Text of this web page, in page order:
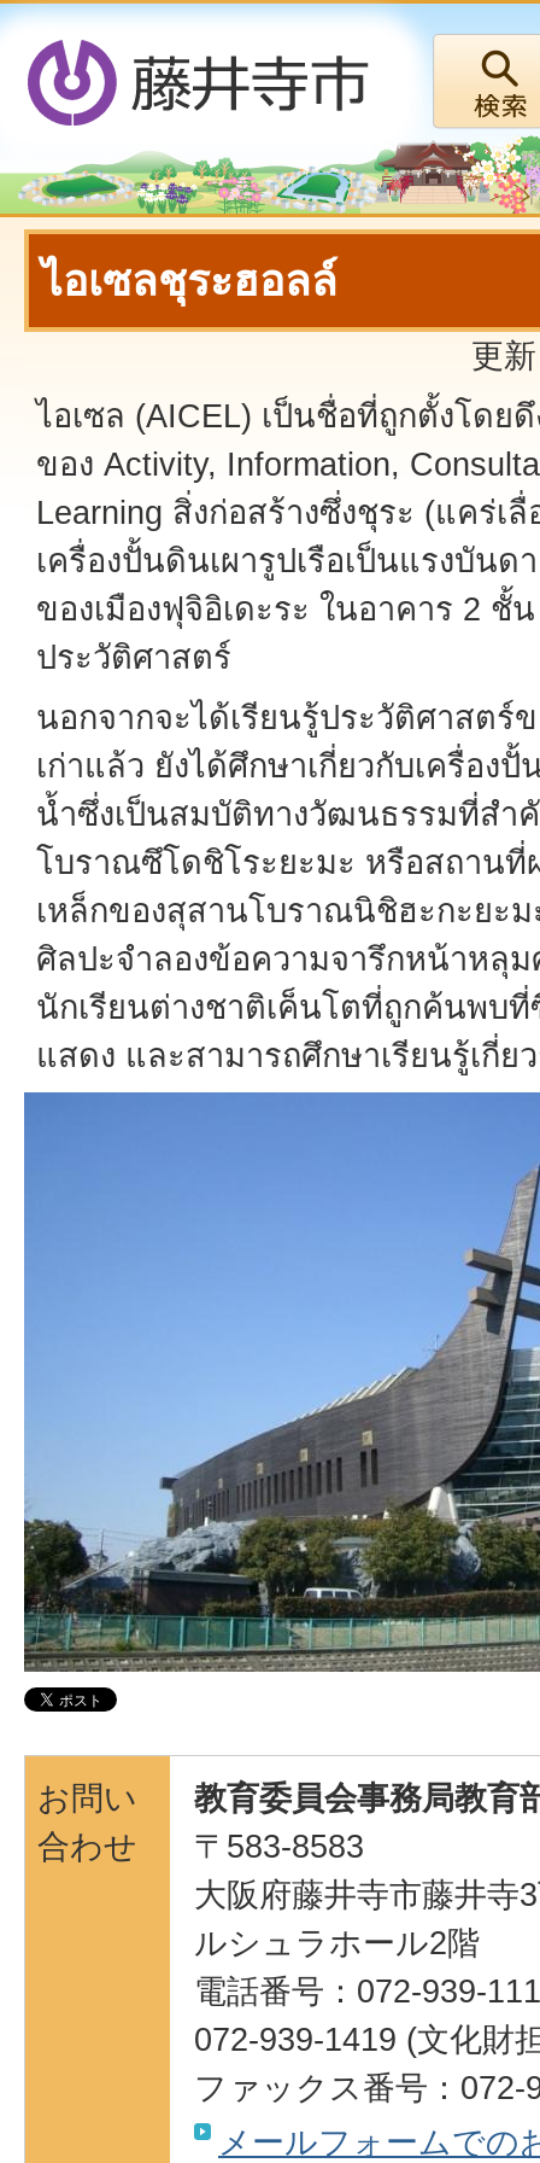
ไอเซลชุระฮอลล์
更
ไอเซล (AICEL) เป็นชื่อที่ถูกตั้งโดย
ของ Activity, Information,
Learning สิ่งก่อสร้างซึ่งชุระ (แคร่เ
เครื่องปั้นดินเผารูปเรือเป็นแรงบัน
ของเมืองฟุจิอิเดะระ ในอาคาร 2 ชั้
ประวัติศาสตร์
นอกจากจะได้เรียนรู้ประวัติศาสตร์
เก่าแล้ว ยังได้ศึกษาเกี่ยวกับเครื่อง
น้ำซึ่งเป็นสมบัติทางวัฒนธรรมที่ส
โบราณซึโดชิโระยะมะ หรือสถานที่
เหล็กของสุสานโบราณนิชิฮะกะยะม
ศิลปะจำลองข้อความจารึกหน้าหลุ
นักเรียนต่างชาติเค็นโตที่ถูกค้นพบ
แสดง และสามารถศึกษาเรียนรู้เกี่ย
お問い
合わせ
教育委員会事務局教育
〒583-8583
大阪府藤井寺市藤井寺
ルシュラホール2階
電話番号：072-939-
072-939-1419 (文化財
ファックス番号：072-
メールフォームでの